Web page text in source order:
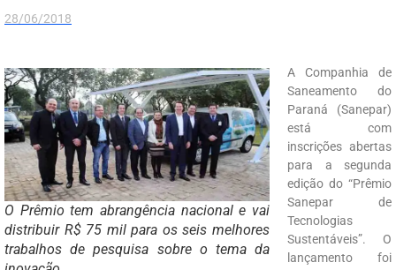
28/06/2018
O Prêmio tem abrangência nacional e vai
distribuir R$ 75 mil para os seis melhores
trabalhos de pesquisa sobre o tema da
A Companhia de
Saneamento do
Paraná (Sanepar)
está com
inscrições abertas
para a segunda
edição do “Prêmio
Sanepar de
Tecnologias
Sustentáveis”. O
lançamento foi